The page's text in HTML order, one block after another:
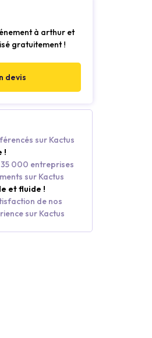
à arthur et
gratuitement !
devis
sur Kactus
!
000 entreprises
sur Kactus
et fluide !
de nos
sur Kactus